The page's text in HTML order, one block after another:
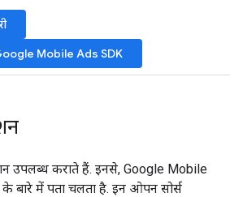
Mobile Ads SDK
उपलब्ध कराते हैं. इनसे, Google Mobile
बारे में पता चलता है. इन ओपन सोर्स